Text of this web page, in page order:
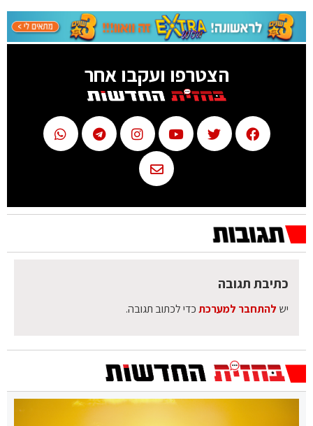
הצטרפו ועקבו אחר
כתיבת תגובה
יש להתחבר למערכתכדי לכתוב תגובה.